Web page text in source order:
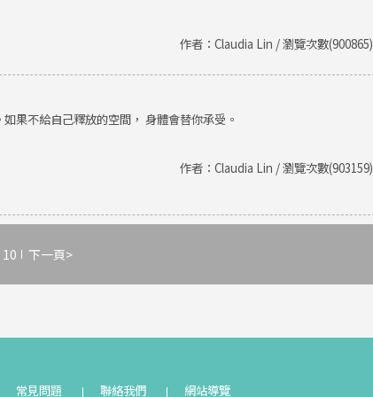
作者：Claudia Lin / 瀏覽次數(900865)
果不給自己釋放的空間， 身體會替你承受。
作者：Claudia Lin / 瀏覽次數(903159)
10 下一頁>
常見問題 聯絡我們 網站導覽